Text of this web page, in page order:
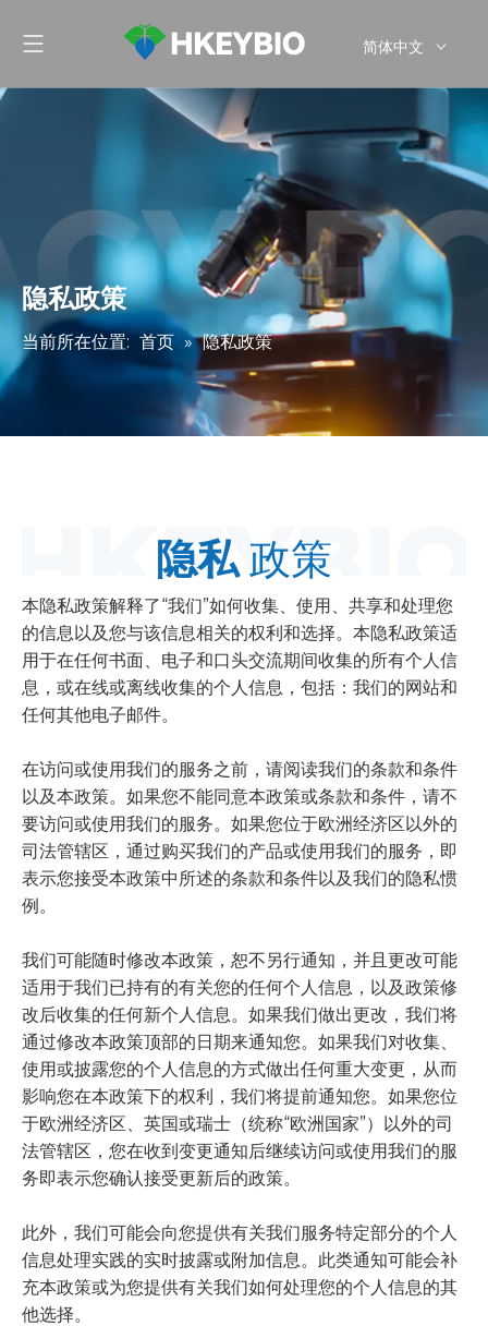
简体中文
隐私政策
当前所在位置: 首页 » 隐私政策
隐私政策
本隐私政策解释了“我们”如何收集、使用、共享和处理您
的信息以及您与该信息相关的权利和选择。本隐私政策适
用于在任何书面、电子和口头交流期间收集的所有个人信
息，或在线或离线收集的个人信息，包括：我们的网站和
任何其他电子邮件。
在访问或使用我们的服务之前，请阅读我们的条款和条件
以及本政策。如果您不能同意本政策或条款和条件，请不
要访问或使用我们的服务。如果您位于欧洲经济区以外的
司法管辖区，通过购买我们的产品或使用我们的服务，即
表示您接受本政策中所述的条款和条件以及我们的隐私惯
例。
我们可能随时修改本政策，恕不另行通知，并且更改可能
适用于我们已持有的有关您的任何个人信息，以及政策修
改后收集的任何新个人信息。如果我们做出更改，我们将
通过修改本政策顶部的日期来通知您。如果我们对收集、
使用或披露您的个人信息的方式做出任何重大变更，从而
影响您在本政策下的权利，我们将提前通知您。如果您位
于欧洲经济区、英国或瑞士（统称“欧洲国家”）以外的司
法管辖区，您在收到变更通知后继续访问或使用我们的服
务即表示您确认接受更新后的政策。
此外，我们可能会向您提供有关我们服务特定部分的个人
信息处理实践的实时披露或附加信息。此类通知可能会补
充本政策或为您提供有关我们如何处理您的个人信息的其
他选择。